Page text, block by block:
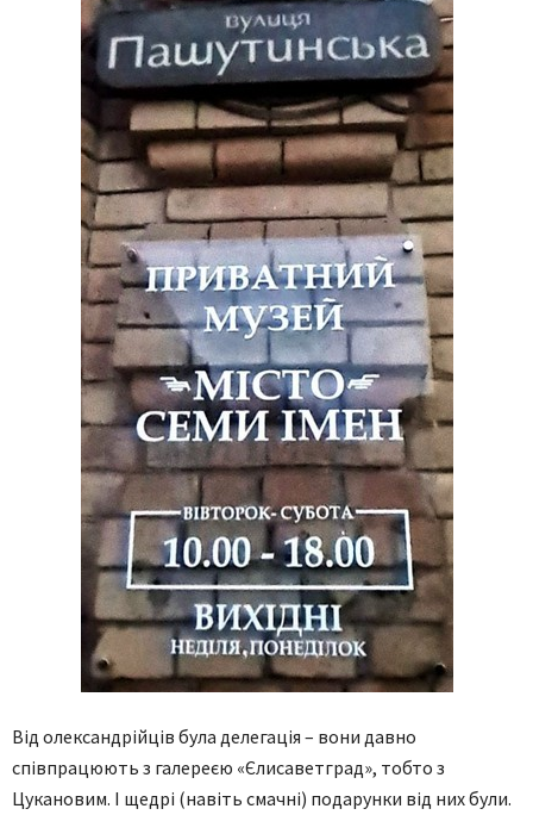
Від олександрійців була делегація – вони давно
співпрацюють з галереєю «Єлисаветград», тобто з
Цукановим. І щедрі (навіть смачні) подарунки від них були.